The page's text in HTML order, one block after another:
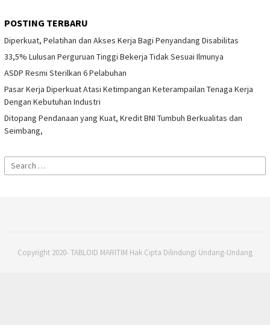
POSTING TERBARU
Diperkuat, Pelatihan dan Akses Kerja Bagi Penyandang Disabilitas
33,5% Lulusan Perguruan Tinggi Bekerja Tidak Sesuai Ilmunya
ASDP Resmi Sterilkan 6 Pelabuhan
Pasar Kerja Diperkuat Atasi Ketimpangan Keterampailan Tenaga Kerja
Dengan Kebutuhan Industri
Ditopang Pendanaan yang Kuat, Kredit BNI Tumbuh Berkualitas dan
Seimbang,
Search
for:
Copyright 2020- TABLOID MARITIM Hak Cipta Dilindungi Undang-Undang